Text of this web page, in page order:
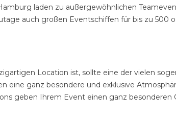
laden zu außergewöhnlichen
auch großen Eventschiffen für bis zu 500
Location ist, sollte eine der vielen
eine ganz besondere und exklusive
geben Ihrem Event einen ganz